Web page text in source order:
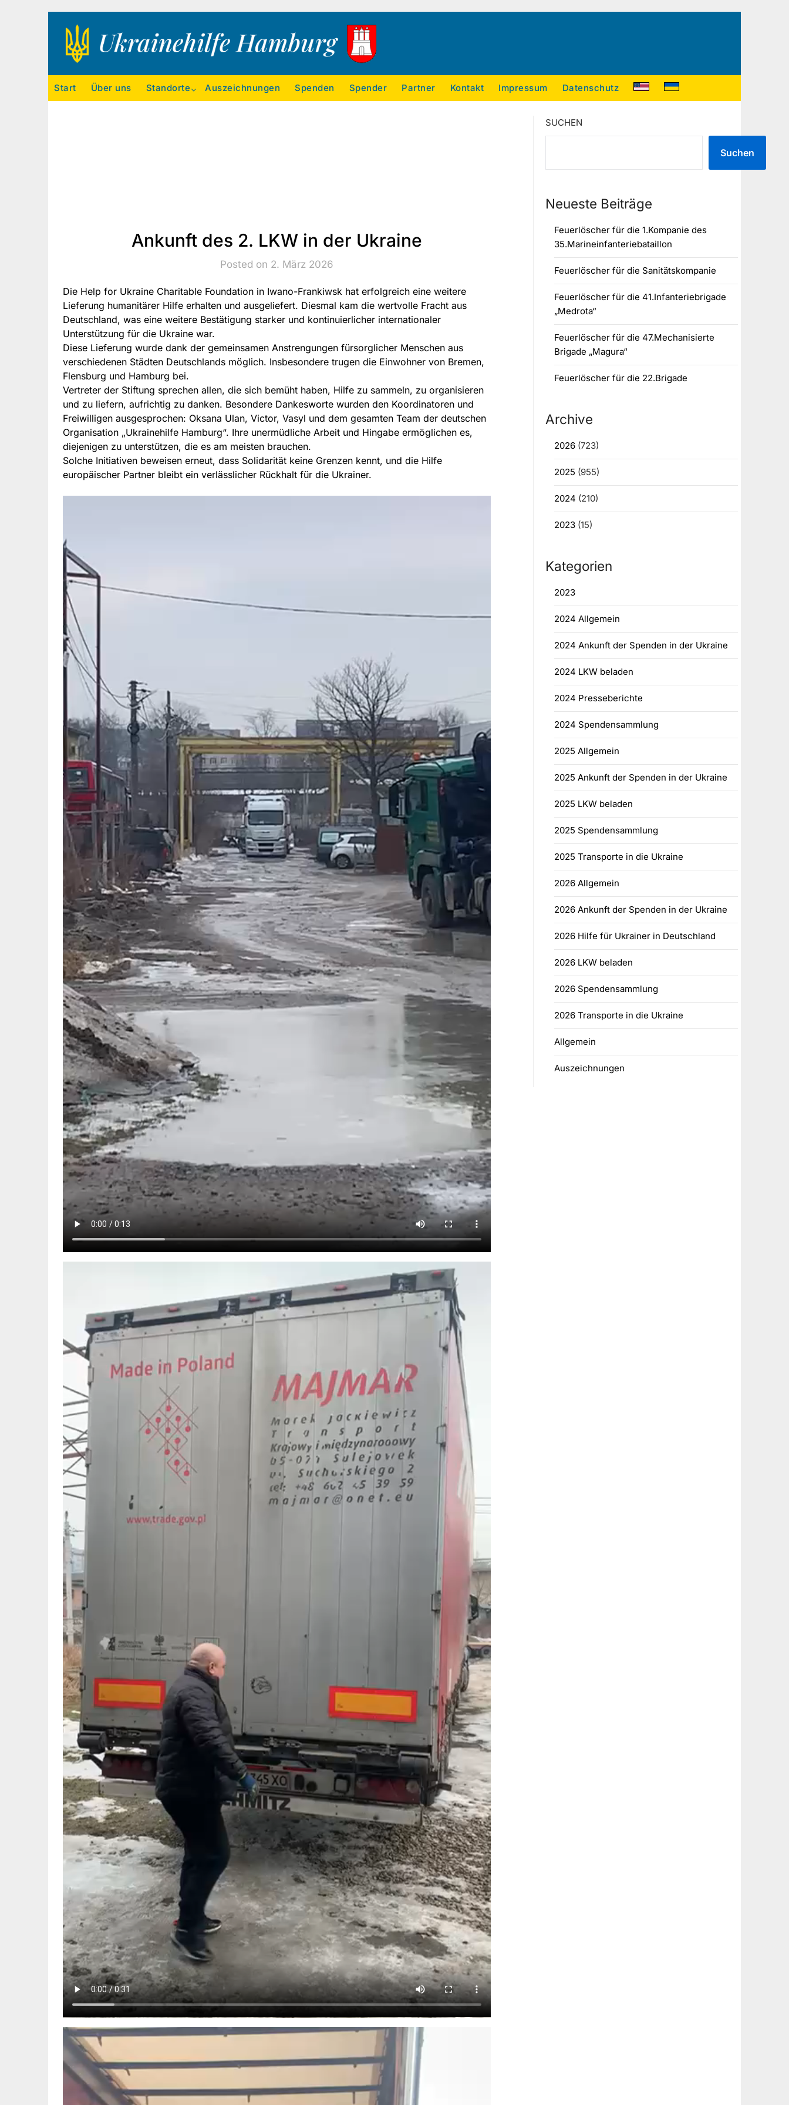
Ukrainehilfe Hamburg
Start Über uns Standorte Auszeichnungen Spenden Spender Partner Kontakt Impressum Datenschutz
Ankunft des 2. LKW in der Ukraine
Posted on 2. März 2026
Die Help for Ukraine Charitable Foundation in Iwano-Frankiwsk hat erfolgreich eine weitere
Lieferung humanitärer Hilfe erhalten und ausgeliefert. Diesmal kam die wertvolle Fracht aus
Deutschland, was eine weitere Bestätigung starker und kontinuierlicher internationaler
Unterstützung für die Ukraine war.
Diese Lieferung wurde dank der gemeinsamen Anstrengungen fürsorglicher Menschen aus
verschiedenen Städten Deutschlands möglich. Insbesondere trugen die Einwohner von Bremen,
Flensburg und Hamburg bei.
Vertreter der Stiftung sprechen allen, die sich bemüht haben, Hilfe zu sammeln, zu organisieren
und zu liefern, aufrichtig zu danken. Besondere Dankesworte wurden den Koordinatoren und
Freiwilligen ausgesprochen: Oksana Ulan, Victor, Vasyl und dem gesamten Team der deutschen
Organisation „Ukrainehilfe Hamburg“. Ihre unermüdliche Arbeit und Hingabe ermöglichen es,
diejenigen zu unterstützen, die es am meisten brauchen.
Solche Initiativen beweisen erneut, dass Solidarität keine Grenzen kennt, und die Hilfe
europäischer Partner bleibt ein verlässlicher Rückhalt für die Ukrainer.
SUCHEN
Suchen
Neueste Beiträge
Feuerlöscher für die 1.Kompanie des
35.Marineinfanteriebataillon
Feuerlöscher für die Sanitätskompanie
Feuerlöscher für die 41.Infanteriebrigade
„Medrota“
Feuerlöscher für die 47.Mechanisierte
Brigade „Magura“
Feuerlöscher für die 22.Brigade
Archive
2026(723)
2025 (955)
2024 (210)
2023(15)
Kategorien
2023
2024 Allgemein
2024 Ankunft der Spenden in der Ukraine
2024 LKW beladen
2024 Presseberichte
2024 Spendensammlung
2025 Allgemein
2025 Ankunft der Spenden in der Ukraine
2025 LKW beladen
2025 Spendensammlung
2025 Transporte in die Ukraine
2026 Allgemein
2026 Ankunft der Spenden in der Ukraine
2026 Hilfe für Ukrainer in Deutschland
2026 LKW beladen
2026 Spendensammlung
2026 Transporte in die Ukraine
Allgemein
Auszeichnungen